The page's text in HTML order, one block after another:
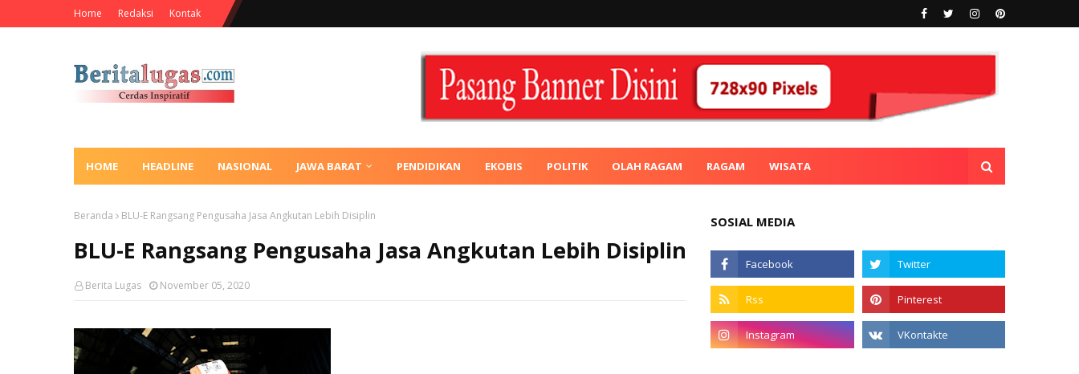
Home Redaksi Kontak
HOME HEADLINE NASIONAL JAWA BARAT PENDIDIKAN EKOBIS POLITIK OLAH RAGAM RAGAM WISATA
Beranda BLU-E Rangsang Pengusaha Jasa Angkutan Lebih Disiplin
BLU-E Rangsang Pengusaha Jasa Angkutan Lebih Disiplin
Berita Lugas November 05, 2020
SOSIAL MEDIA